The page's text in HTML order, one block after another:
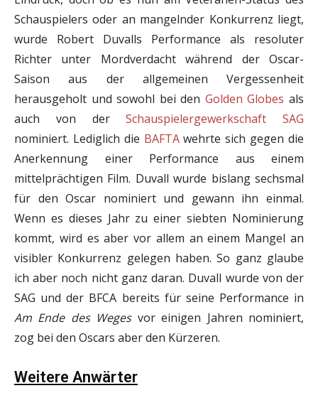
Schauspielers oder an mangelnder Konkurrenz liegt,
wurde Robert Duvalls Performance als resoluter
Richter unter Mordverdacht während der Oscar-
Saison aus der allgemeinen Vergessenheit
herausgeholt und sowohl bei den Golden Globes als
auch von derSchauspielergewerkschaft SAG
nominiert. Lediglich die BAFTAwehrte sich gegen die
Anerkennung einer Performance aus einem
mittelprächtigen Film. Duvall wurde bislang sechsmal
für den Oscar nominiert und gewann ihn einmal.
Wenn es dieses Jahr zu einer siebten Nominierung
kommt, wird es aber vor allem an einem Mangel an
visibler Konkurrenz gelegen haben. So ganz glaube
ich aber noch nicht ganz daran. Duvall wurde von der
SAG und der BFCA bereits für seine Performance in
Am Ende des Wegesvor einigen Jahren nominiert,
zog bei den Oscars aber den Kürzeren.
Weitere Anwärter